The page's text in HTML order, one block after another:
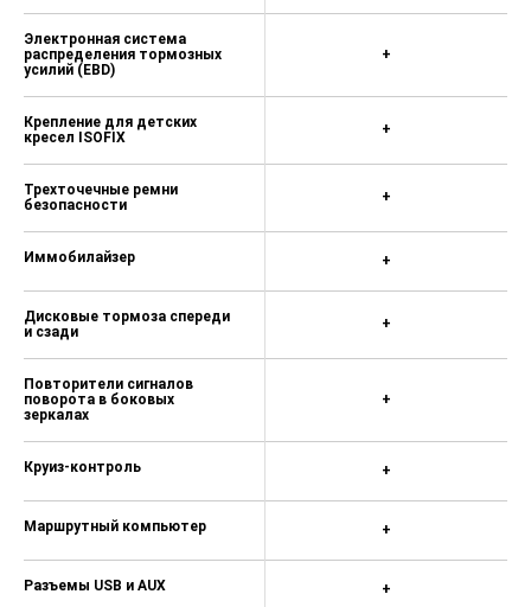
Электронная система
распределения тормозных
усилий (EBD)
Крепление для детских
кресел ISOFIX
Трехточечные ремни
безопасности
Иммобилайзер
Дисковые тормоза спереди
и сзади
Повторители сигналов
поворота в боковых
зеркалах
Круиз-контроль
Маршрутный компьютер
Разъемы USB и AUX
+
+
+
+
+
+
+
+
+